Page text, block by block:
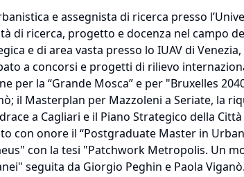
e assegnista di ricerca presso
di ricerca, progetto e docenza nel campo
e di area vasta presso lo IUAV di Venezia,
a concorsi e progetti di rilievo
per la “Grande Mosca” e per "Bruxelles
il Masterplan per Mazzoleni a Seriate, la
a Cagliari e il Piano Strategico della Città
con onore il “Postgraduate Master in
con la tesi "Patchwork Metropolis. Un
seguita da Giorgio Peghin e Paola Viganò.